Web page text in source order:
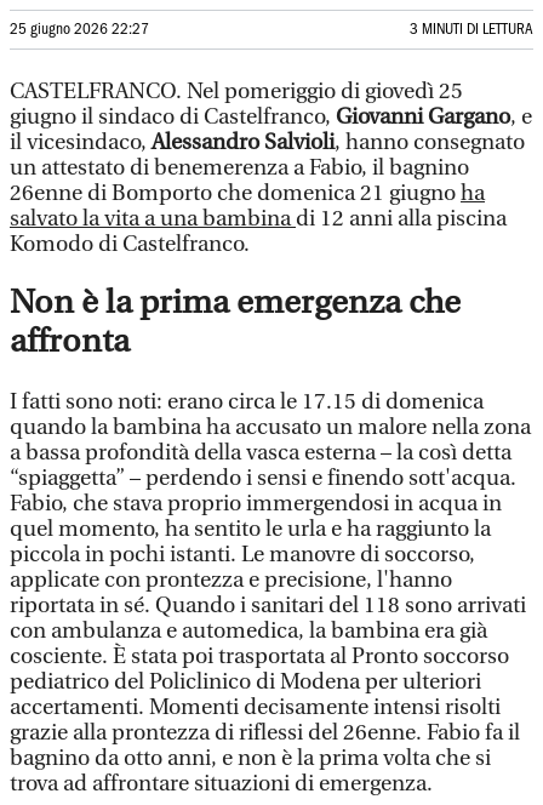
25 giugno 2026 22:27 3 MINUTI DI LETTURA
CASTELFRANCO. Nel pomeriggio di giovedì 25
giugno il sindaco di Castelfranco, Giovanni Gargano, e
il vicesindaco,Alessandro Salvioli, hanno consegnato
un attestato di benemerenza a Fabio, il bagnino
26enne di Bomporto che domenica 21 giugnoha
salvato la vita a una bambinadi 12 anni alla piscina
Komodo di Castelfranco.
Non è la prima emergenza che
affronta
I fatti sono noti: erano circa le 17.15 di domenica
quando la bambina ha accusato un malore nella zona
a bassa profondità della vasca esterna – la così detta
“spiaggetta” – perdendo i sensi e finendo sott'acqua.
Fabio, che stava proprio immergendosi in acqua in
quel momento, ha sentito le urla e ha raggiunto la
piccola in pochi istanti. Le manovre di soccorso,
applicate con prontezza e precisione, l'hanno
riportata in sé. Quando i sanitari del 118 sono arrivati
con ambulanza e automedica, la bambina era già
cosciente. È stata poi trasportata al Pronto soccorso
pediatrico del Policlinico di Modena per ulteriori
accertamenti. Momenti decisamente intensi risolti
grazie alla prontezza di riflessi del 26enne. Fabio fa il
bagnino da otto anni, e non è la prima volta che si
trova ad affrontare situazioni di emergenza.